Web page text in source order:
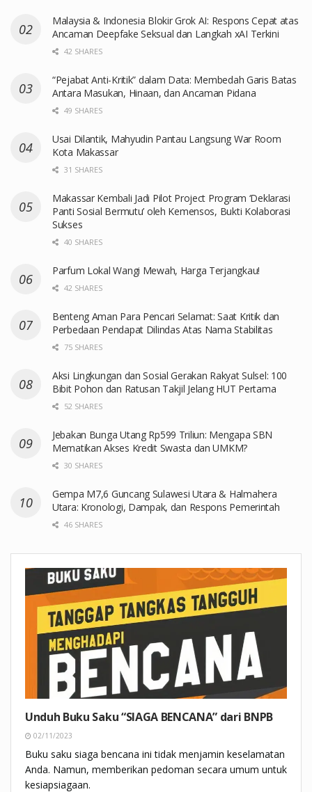
Malaysia & Indonesia Blokir Grok AI: Respons Cepat atas
Ancaman Deepfake Seksual dan Langkah xAI Terkini
42 SHARES
“Pejabat Anti-Kritik” dalam Data: Membedah Garis Batas
Antara Masukan, Hinaan, dan Ancaman Pidana
49 SHARES
Usai Dilantik, Mahyudin Pantau Langsung War Room
Kota Makassar
31 SHARES
Makassar Kembali Jadi Pilot Project Program ‘Deklarasi
Panti Sosial Bermutu’ oleh Kemensos, Bukti Kolaborasi
Sukses
40 SHARES
Parfum Lokal Wangi Mewah, Harga Terjangkau!
42 SHARES
Benteng Aman Para Pencari Selamat: Saat Kritik dan
Perbedaan Pendapat Dilindas Atas Nama Stabilitas
75 SHARES
Aksi Lingkungan dan Sosial Gerakan Rakyat Sulsel: 100
Bibit Pohon dan Ratusan Takjil Jelang HUT Pertama
52 SHARES
Jebakan Bunga Utang Rp599 Triliun: Mengapa SBN
Mematikan Akses Kredit Swasta dan UMKM?
30 SHARES
Gempa M7,6 Guncang Sulawesi Utara & Halmahera
Utara: Kronologi, Dampak, dan Respons Pemerintah
46 SHARES
Unduh Buku Saku “SIAGA BENCANA” dari BNPB
02/11/2023
Buku saku siaga bencana ini tidak menjamin keselamatan
Anda. Namun, memberikan pedoman secara umum untuk
kesiapsiagaan.